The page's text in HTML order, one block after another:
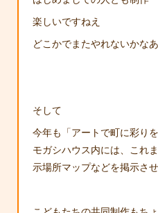
楽しいですねえ
どこかでまたやれないかなあ
そして
今年も「アートで町に彩り
モガシハウス内には、これ
示場所マップなどを掲示させ